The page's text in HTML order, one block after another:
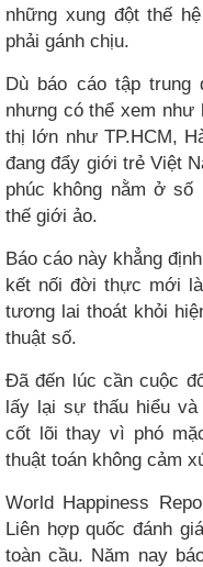
những xung đột thế
phải gánh chịu.
Dù báo cáo tập
nhưng có thể xem như
thị lớn như TP.HCM,
đang đẩy giới trẻ Việt
phúc không nằm ở
thế giới ảo.
Báo cáo này khẳng
kết nối đời thực mới
tương lai thoát khỏi
thuật số.
Đã đến lúc cần cuộc
lấy lại sự thấu hiểu
cốt lõi thay vì phó
thuật toán không cảm
World Happiness
Liên hợp quốc đánh
toàn cầu. Năm nay